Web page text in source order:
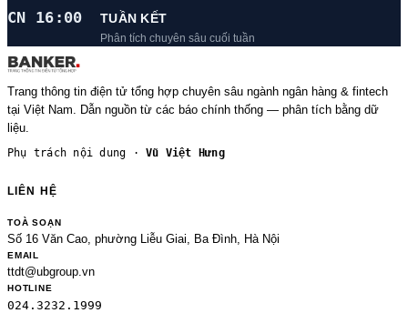
CN 16:00 TUẦN KẾT
Phân tích chuyên sâu cuối tuần
Trang thông tin điện tử tổng hợp chuyên sâu ngành ngân hàng & fintech
tại Việt Nam. Dẫn nguồn từ các báo chính thống — phân tích bằng dữ
liệu.
Phụ trách nội dung ·Vũ Việt Hưng
LIÊN HỆ
TOÀ SOẠN
Số 16 Văn Cao, phường Liễu Giai, Ba Đình, Hà Nội
EMAIL
ttdt@ubgroup.vn
HOTLINE
024.3232.1999